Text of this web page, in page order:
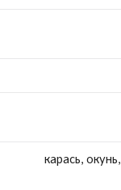
карась,